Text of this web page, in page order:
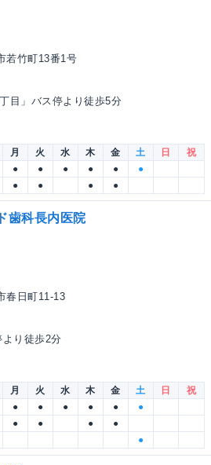
若竹町13番1号
目」バス停より徒歩5分
月 火 水 木 金 土 日
祝
● ● ● ● ●
●
● ● ● ●
歯科長内医院
春日町11-13
り徒歩2分
月 火 水 木 金 土 日
祝
● ● ● ● ●
●
● ● ●
●
●